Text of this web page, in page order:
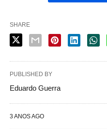
SHARE
PUBLISHED BY
Eduardo Guerra
3 ANOS AGO